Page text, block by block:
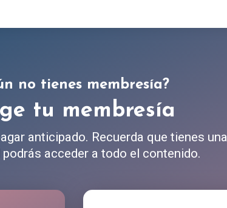
no tienes membresía?
tu membresía
anticipado. Recuerda que tienes una
podrás acceder a todo el contenido.